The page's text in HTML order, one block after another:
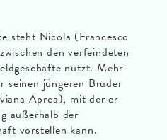
steht Nicola (Francesco
den verfeindeten
nutzt. Mehr
seinen jüngeren Bruder
Aprea), mit der er
außerhalb der
vorstellen kann.